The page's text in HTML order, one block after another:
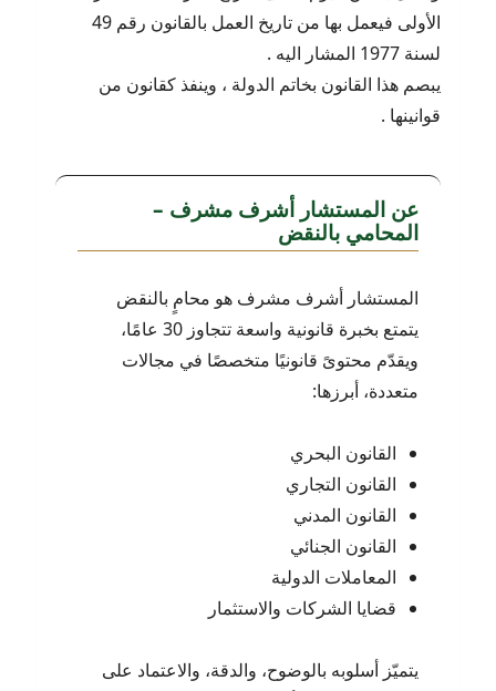
الأولى فيعمل بها من تاريخ العمل بالقانون رقم 49
لسنة 1977 المشار اليه .
يبصم هذا القانون بخاتم الدولة ، وينفذ كقانون من
قوانينها .
عن المستشار أشرف مشرف –
المحامي بالنقض
المستشار أشرف مشرف هو محامٍ بالنقض
يتمتع بخبرة قانونية واسعة تتجاوز 30 عامًا،
ويقدّم محتوىً قانونيًا متخصصًا في مجالات
متعددة، أبرزها:
القانون البحري
القانون التجاري
القانون المدني
القانون الجنائي
المعاملات الدولية
قضايا الشركات والاستثمار
يتميّز أسلوبه بالوضوح، والدقة، والاعتماد على